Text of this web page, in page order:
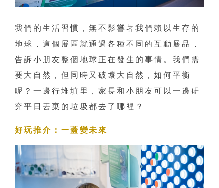
我們的生活習慣，無不影響著我們賴以生存的
地球，這個展區就通過各種不同的互動展品，
告訴小朋友整個地球正在發生的事情。我們需
要大自然，但同時又破壞大自然，如何平衡
呢？一邊行堆填里，家長和小朋友可以一邊研
究平日丟棄的垃圾都去了哪裡？
好玩推介：一蓋變未來